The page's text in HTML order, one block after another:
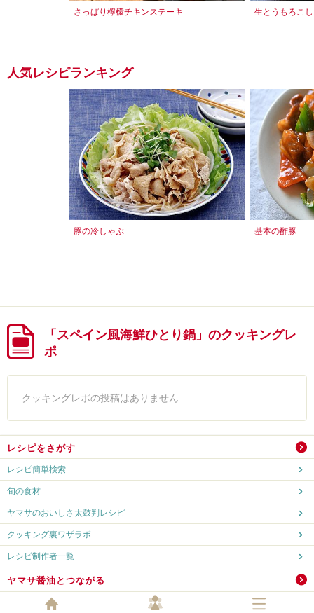
さっぱり檸檬チキンステーキ 生とうもろこ
人気レシピランキング
豚の冷しゃぶ 基本の酢豚
「スペイン風海鮮ひとり鍋」のクッキングレ
ポ
クッキングレポの投稿はありません
レシピをさがす
レシピ簡単検索
旬の食材
ヤマサのおいしさ太鼓判レシピ
クッキング裏ワザラボ
レシピ制作者一覧
ヤマサ醤油とつながる